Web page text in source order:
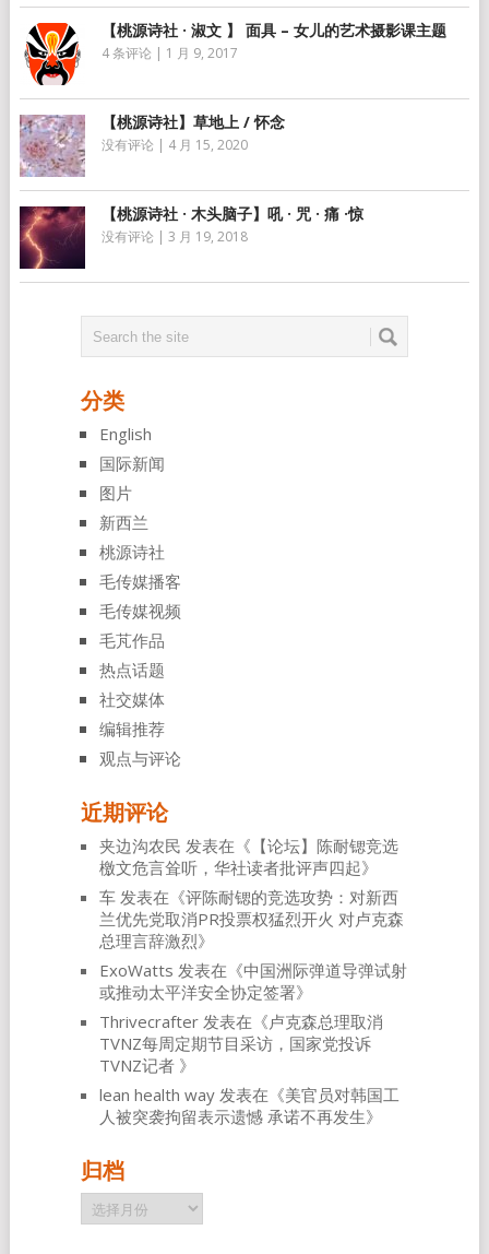
【桃源诗社 · 淑文 】 面具 – 女儿的艺术摄影课主题
4 条评论 | 1 月 9, 2017
【桃源诗社】草地上 / 怀念
没有评论 | 4 月 15, 2020
【桃源诗社 · 木头脑子】吼 · 咒 · 痛 ·惊
没有评论 | 3 月 19, 2018
分类
English
国际新闻
图片
新西兰
桃源诗社
毛传媒播客
毛传媒视频
毛芃作品
热点话题
社交媒体
编辑推荐
观点与评论
近期评论
夹边沟农民 发表在《 【论坛】陈耐锶竞选
檄文危言耸听，华社读者批评声四起》
车发表在《评陈耐锶的竞选攻势：对新西
兰优先党取消PR投票权猛烈开火 对卢克森
总理言辞激烈》
ExoWatts 发表在《中国洲际弹道导弹试射
或推动太平洋安全协定签署》
Thrivecrafter发表在《卢克森总理取消
TVNZ每周定期节目采访，国家党投诉
TVNZ记者 》
lean health way发表在《美官员对韩国工
人被突袭拘留表示遗憾 承诺不再发生》
归档
归
档